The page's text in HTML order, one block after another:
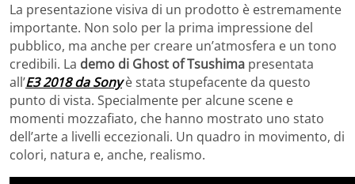
La presentazione visiva di un prodotto è estremamente
importante. Non solo per la prima impressione del
pubblico, ma anche per creare un’atmosfera e un tono
credibili. La demo di Ghost of Tsushima presentata
all’E3 2018 da Sonyè stata stupefacente da questo
punto di vista. Specialmente per alcune scene e
momenti mozzafiato, che hanno mostrato uno stato
dell’arte a livelli eccezionali. Un quadro in movimento, di
colori, natura e, anche, realismo.